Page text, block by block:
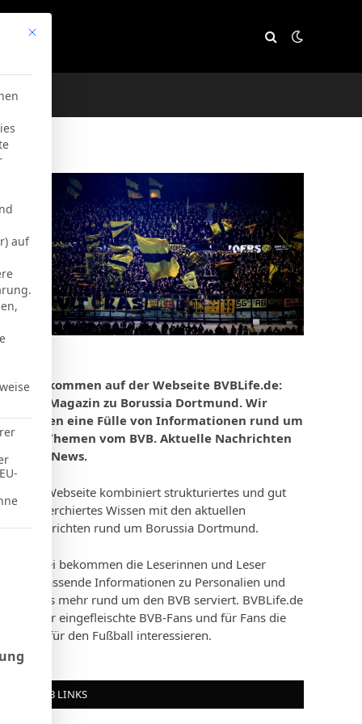
Willkommen auf der Webseite BVBLife.de:
Das Magazin zu Borussia Dortmund. Wir
bieten eine Fülle von Informationen rund um
die Themen vom BVB. Aktuelle Nachrichten
und News.
Die Webseite kombiniert strukturiertes und gut
recherchiertes Wissen mit den aktuellen
Nachrichten rund um Borussia Dortmund.
Dabei bekommen die Leserinnen und Leser
umfassende Informationen zu Personalien und
vieles mehr rund um den BVB serviert. BVBLife.de
ist für eingefleischte BVB-Fans und für Fans die
sich für den Fußball interessieren.
BVB LINKS
Mit diesem Button wird der Dialog geschlossen. Seine
auf